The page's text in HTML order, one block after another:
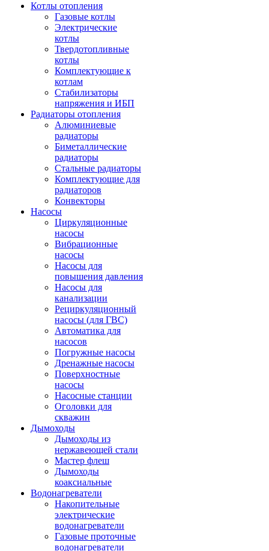
Котлы отопления
Газовые котлы
Электрические
котлы
Твердотопливные
котлы
Комплектующие к
котлам
Стабилизаторы
напряжения и ИБП
Радиаторы отопления
Алюминиевые
радиаторы
Биметаллические
радиаторы
Стальные радиаторы
Комплектующие для
радиаторов
Конвекторы
Насосы
Циркуляционные
насосы
Вибрационные
насосы
Насосы для
повышения давления
Насосы для
канализации
Рециркуляционный
насосы (для ГВС)
Автоматика для
насосов
Погружные насосы
Дренажные насосы
Поверхностные
насосы
Насосные станции
Оголовки для
скважин
Дымоходы
Дымоходы из
нержавеющей стали
Мастер флеш
Дымоходы
коаксиальные
Водонагреватели
Накопительные
электрические
водонагреватели
Газовые проточные
водонагреватели